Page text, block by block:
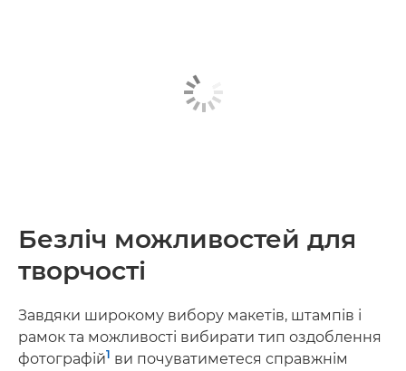
Безліч можливостей для
творчості
Завдяки широкому вибору макетів, штампів і
рамок та можливості вибирати тип оздоблення
фотографій1 ви почуватиметеся справжнім